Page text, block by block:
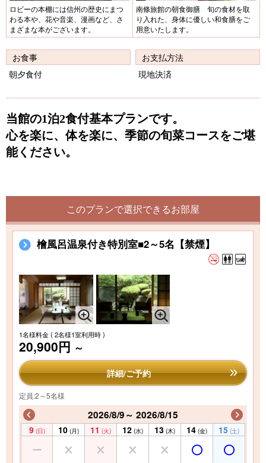
ロビーの本棚には信州の歴史にまつ
わる本や、花や音楽、漫画など、さ
まざまな本がございます。
南條旅館の朝食御膳 旬の食材を取
り入れた、身体に優しい和食膳をご
用意いたします。
お食事
朝夕食付
お支払方法
現地決済
当館の1泊2食付基本プランです。
心を楽に、体を楽に、季節の旬菜コースをご堪
能ください。
このプランで選択できるお部屋
檜風呂温泉付き特別室■2～5名【禁煙】
1名様料金( 2名様1室利用時 )
20,900円 ～
詳細/ご予約
定員:2～5名様
2026/8/9～ 2026/8/15
9 (日) 10 (月) 11 (火) 12 (水) 13 (木) 14 (金) 15 (土)